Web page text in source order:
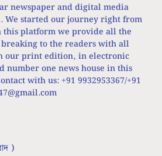
newspaper and digital media
We started our journey right from
this platform we provide all the
to the readers with all
our print edition, in electronic
number one news house in this
with us: +91 9932953367/+91
)